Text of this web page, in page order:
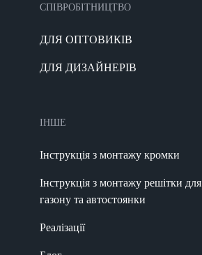
СПІВРОБІТНИЦТВО
ДЛЯ ОПТОВИКІВ
ДЛЯ ДИЗАЙНЕРІВ
ІНШЕ
Інструкція з монтажу кромки
Інструкція з монтажу решітки для
газону та автостоянки
Реалізації